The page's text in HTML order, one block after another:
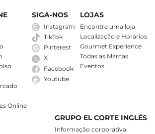
Online
SIGA-NOS
Instagram
TikTok
Pinterest
X
Facebook
Youtube
LOJAS
Encontre uma loja
Localização e Horários
Gourmet Experience
Todas as Marcas
Eventos
GRUPO EL CORTE INGLÉS
Informação corporativa